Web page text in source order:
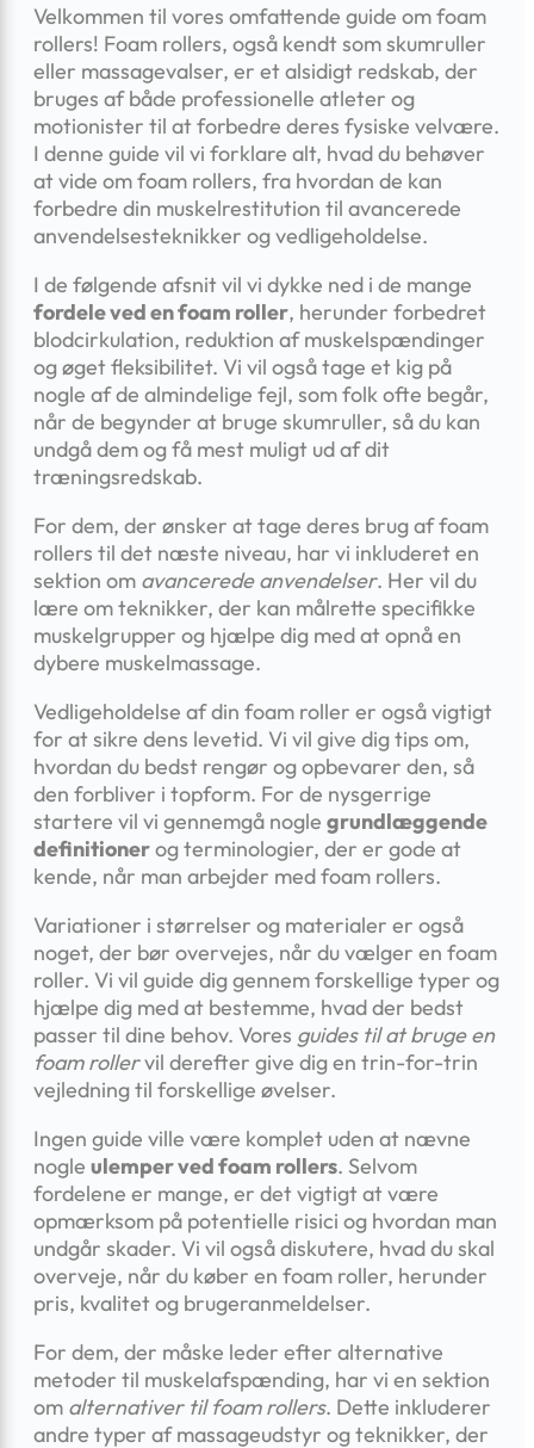
Velkommen til vores omfattende guide om foam
rollers! Foam rollers, også kendt som skumruller
eller massagevalser, er et alsidigt redskab, der
bruges af både professionelle atleter og
motionister til at forbedre deres fysiske velvære.
I denne guide vil vi forklare alt, hvad du behøver
at vide om foam rollers, fra hvordan de kan
forbedre din muskelrestitution til avancerede
anvendelsesteknikker og vedligeholdelse.
I de følgende afsnit vil vi dykke ned i de mange
fordele ved en foam roller, herunder forbedret
blodcirkulation, reduktion af muskelspændinger
og øget fleksibilitet. Vi vil også tage et kig på
nogle af de almindelige fejl, som folk ofte begår,
når de begynder at bruge skumruller, så du kan
undgå dem og få mest muligt ud af dit
træningsredskab.
For dem, der ønsker at tage deres brug af foam
rollers til det næste niveau, har vi inkluderet en
sektion om avancerede anvendelser. Her vil du
lære om teknikker, der kan målrette specifikke
muskelgrupper og hjælpe dig med at opnå en
dybere muskelmassage.
Vedligeholdelse af din foam roller er også vigtigt
for at sikre dens levetid. Vi vil give dig tips om,
hvordan du bedst rengør og opbevarer den, så
den forbliver i topform. For de nysgerrige
startere vil vi gennemgå nogle grundlæggende
definitionerog terminologier, der er gode at
kende, når man arbejder med foam rollers.
Variationer i størrelser og materialer er også
noget, der bør overvejes, når du vælger en foam
roller. Vi vil guide dig gennem forskellige typer og
hjælpe dig med at bestemme, hvad der bedst
passer til dine behov. Vores guides til at bruge en
foam rollervil derefter give dig en trin-for-trin
vejledning til forskellige øvelser.
Ingen guide ville være komplet uden at nævne
nogle ulemper ved foam rollers. Selvom
fordelene er mange, er det vigtigt at være
opmærksom på potentielle risici og hvordan man
undgår skader. Vi vil også diskutere, hvad du skal
overveje, når du køber en foam roller, herunder
pris, kvalitet og brugeranmeldelser.
For dem, der måske leder efter alternative
metoder til muskelafspænding, har vi en sektion
om alternativer til foam rollers. Dette inkluderer
andre typer af massageudstyr og teknikker, der